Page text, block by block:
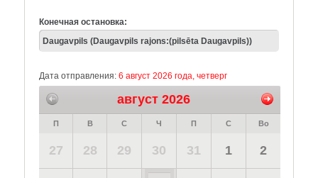
Конечная остановка:
Дата отправления: 6 август 2026 года, четверг
август 2026
П В С Ч П С Во
27 28 29 30 31 1 2